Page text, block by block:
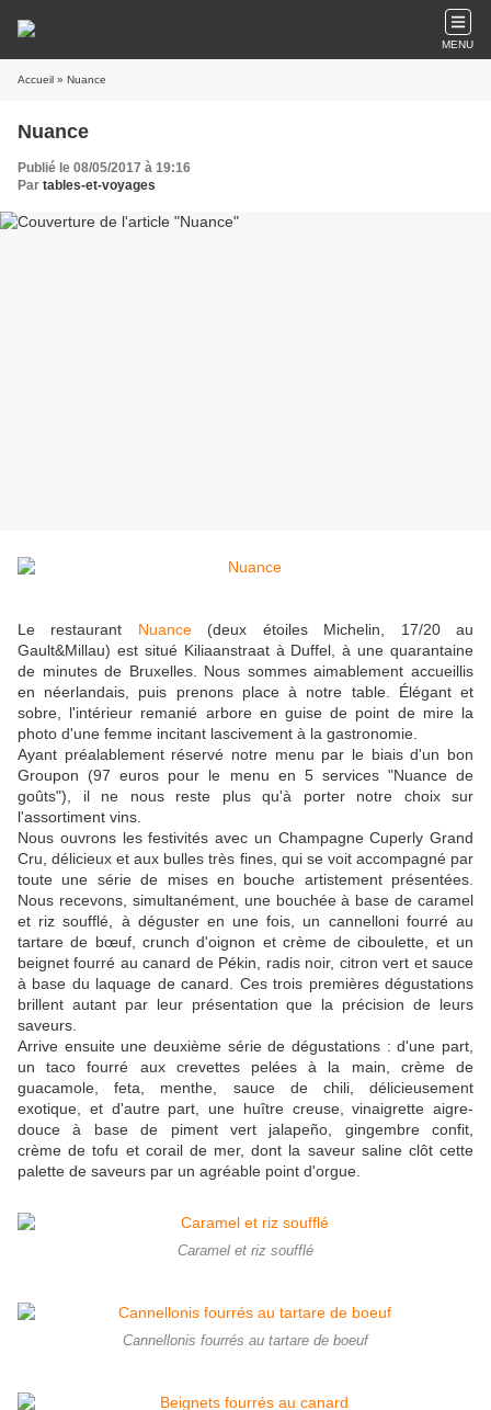
MENU
Accueil » Nuance
Nuance
Publié le 08/05/2017 à 19:16
Par tables-et-voyages
Le restaurant Nuance(deux étoiles Michelin, 17/20 au
Gault&Millau) est situé Kiliaanstraat à Duffel, à une quarantaine
de minutes de Bruxelles. Nous sommes aimablement accueillis
en néerlandais, puis prenons place à notre table. Élégant et
sobre, l'intérieur remanié arbore en guise de point de mire la
photo d'une femme incitant lascivement à la gastronomie.
Ayant préalablement réservé notre menu par le biais d'un bon
Groupon (97 euros pour le menu en 5 services "Nuance de
goûts"), il ne nous reste plus qu'à porter notre choix sur
l'assortiment vins.
Nous ouvrons les festivités avec un Champagne Cuperly Grand
Cru, délicieux et aux bulles très fines, qui se voit accompagné par
toute une série de mises en bouche artistement présentées.
Nous recevons, simultanément, une bouchée à base de caramel
et riz soufflé, à déguster en une fois, un cannelloni fourré au
tartare de bœuf, crunch d'oignon et crème de ciboulette, et un
beignet fourré au canard de Pékin, radis noir, citron vert et sauce
à base du laquage de canard. Ces trois premières dégustations
brillent autant par leur présentation que la précision de leurs
saveurs.
Arrive ensuite une deuxième série de dégustations : d'une part,
un taco fourré aux crevettes pelées à la main, crème de
guacamole, feta, menthe, sauce de chili, délicieusement
exotique, et d'autre part, une huître creuse, vinaigrette aigre-
douce à base de piment vert jalapeño, gingembre confit,
crème de tofu et corail de mer, dont la saveur saline clôt cette
palette de saveurs par un agréable point d'orgue.
Caramel et riz soufflé
Cannellonis fourrés au tartare de boeuf